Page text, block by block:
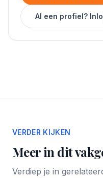
Al een profiel?
VERDER KIJKEN
Meer in dit
Verdiep je in